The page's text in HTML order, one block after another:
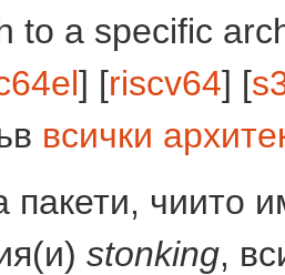
to a specific
] [riscv64] [
всички
пакети, чиито
stonking,